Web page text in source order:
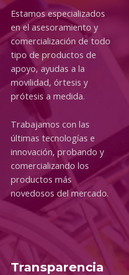
Estamos especializados
en el asesoramiento y
comercialización de todo
tipo de productos de
apoyo, ayudas a la
movilidad, órtesis y
prótesis a medida.
Trabajamos con las
últimas tecnologías e
innovación, probando y
comercializando los
productos más
novedosos del mercado.
Transparencia